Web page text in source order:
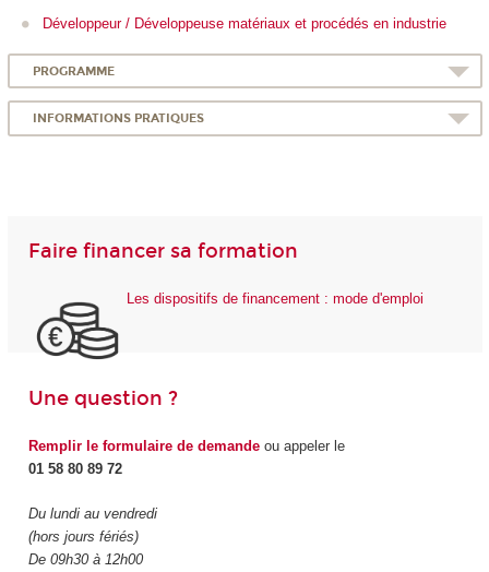
Développeur / Développeuse matériaux et procédés en industrie
PROGRAMME
INFORMATIONS PRATIQUES
Faire financer sa formation
Les dispositifs de financement : mode d'emploi
Une question ?
Remplir le formulaire de demandeou appeler le
01 58 80 89 72
Du lundi au vendredi
(hors jours fériés)
De 09h30 à 12h00